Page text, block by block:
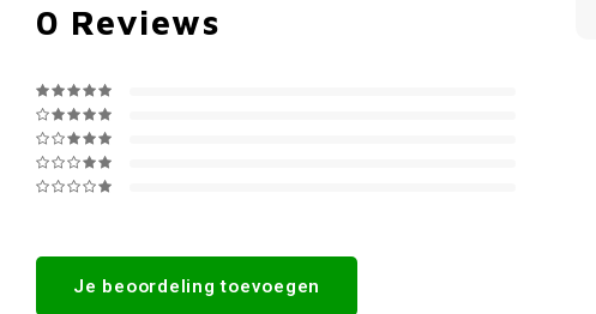
0 Reviews
Je beoordeling toevoegen